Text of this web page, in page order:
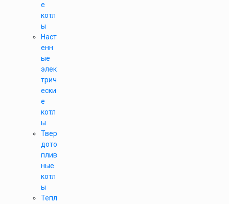
е
котл
ы
Наст
енн
ые
элек
трич
ески
е
котл
ы
Твер
дото
плив
ные
котл
ы
Тепл